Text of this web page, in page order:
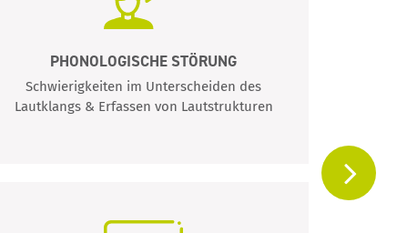
PHONOLOGISCHE STÖRUNG
Schwierigkeiten im Unterscheiden des
Lautklangs & Erfassen von Lautstrukturen